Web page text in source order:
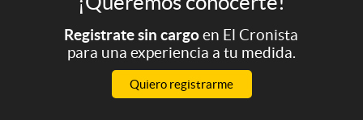
Registrate sin cargoen El Cronista
para una experiencia a tu medida.
Quiero registrarme